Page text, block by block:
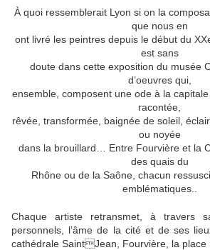
À quoi ressemblerait Lyon si on la
que nous en
ont livré les peintres depuis le début du
est sans
doute dans cette exposition du musée
d’oeuvres qui,
ensemble, composent une ode à la
racontée,
rêvée, transformée, baignée de soleil,
ou noyée
dans la brouillard… Entre Fourvière et la
des quais du
Rhône ou de la Saône, chacun
emblématiques..
Chaque artiste retransmet, à travers
personnels, l’âme de la cité et de ses
cathédrale SaintJean, Fourvière, la place